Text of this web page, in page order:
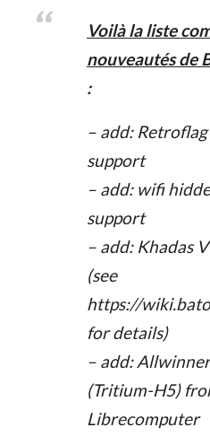
Voilà la liste
nouveautés de
:
– add: Retroflag
support
– add: wifi
support
– add: Khadas
(see
https://
for details)
– add:
(Tritium-H5)
Librecomputer